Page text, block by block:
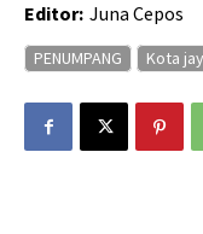
Editor: Juna Cepos
PENUMPANG Kota